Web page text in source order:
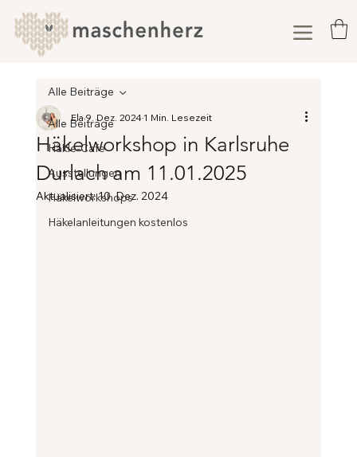
Alle Beiträge
Häkle-Cafe
Ausstellungen
Häkelworkshops
Häkelanleitungen kostenlos
Alle Beiträge
Häkelworkshop in Karlsruhe
Durlach am 11.01.2025
Ela9. Dez. 20241 Min. Lesezeit
Aktualisiert:10. Dez. 2024